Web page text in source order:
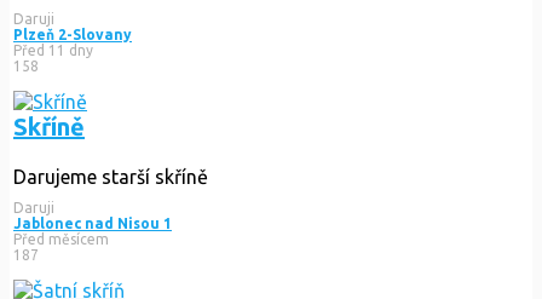
Daruji
Plzeň 2-Slovany
Před 11 dny
158
Skříně
Darujeme starší skříně
Daruji
Jablonec nad Nisou 1
Před měsícem
187